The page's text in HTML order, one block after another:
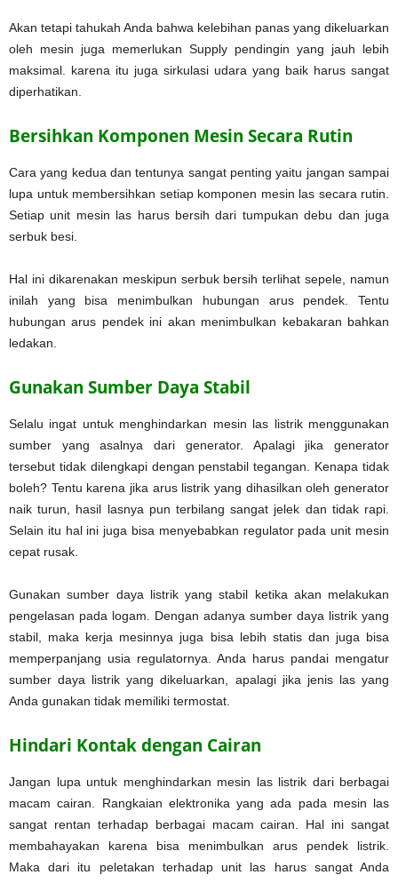
Akan tetapi tahukah Anda bahwa kelebihan panas yang dikeluarkan
oleh mesin juga memerlukan Supply pendingin yang jauh lebih
maksimal. karena itu juga sirkulasi udara yang baik harus sangat
diperhatikan.
Bersihkan Komponen Mesin Secara Rutin
Cara yang kedua dan tentunya sangat penting yaitu jangan sampai
lupa untuk membersihkan setiap komponen mesin las secara rutin.
Setiap unit mesin las harus bersih dari tumpukan debu dan juga
serbuk besi.
Hal ini dikarenakan meskipun serbuk bersih terlihat sepele, namun
inilah yang bisa menimbulkan hubungan arus pendek. Tentu
hubungan arus pendek ini akan menimbulkan kebakaran bahkan
ledakan.
Gunakan Sumber Daya Stabil
Selalu ingat untuk menghindarkan mesin las listrik menggunakan
sumber yang asalnya dari generator. Apalagi jika generator
tersebut tidak dilengkapi dengan penstabil tegangan. Kenapa tidak
boleh? Tentu karena jika arus listrik yang dihasilkan oleh generator
naik turun, hasil lasnya pun terbilang sangat jelek dan tidak rapi.
Selain itu hal ini juga bisa menyebabkan regulator pada unit mesin
cepat rusak.
Gunakan sumber daya listrik yang stabil ketika akan melakukan
pengelasan pada logam. Dengan adanya sumber daya listrik yang
stabil, maka kerja mesinnya juga bisa lebih statis dan juga bisa
memperpanjang usia regulatornya. Anda harus pandai mengatur
sumber daya listrik yang dikeluarkan, apalagi jika jenis las yang
Anda gunakan tidak memiliki termostat.
Hindari Kontak dengan Cairan
Jangan lupa untuk menghindarkan mesin las listrik dari berbagai
macam cairan. Rangkaian elektronika yang ada pada mesin las
sangat rentan terhadap berbagai macam cairan. Hal ini sangat
membahayakan karena bisa menimbulkan arus pendek listrik.
Maka dari itu peletakan terhadap unit las harus sangat Anda